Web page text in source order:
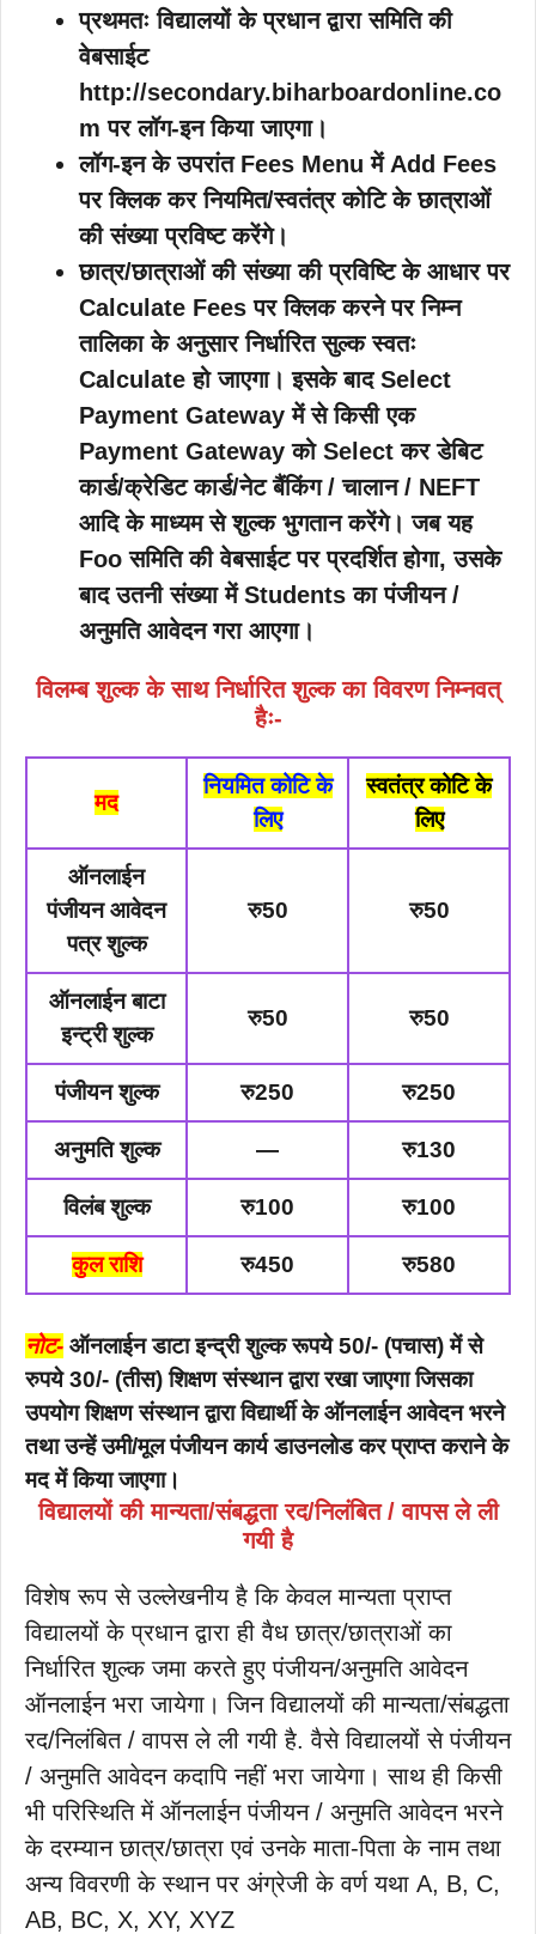
प्रथमतः विद्यालयों के प्रधान द्वारा समिति की
वेबसाईट
http://secondary.biharboardonline.co
m पर लॉग-इन किया जाएगा।
लॉग-इन के उपरांत Fees Menu में Add Fees
पर क्लिक कर नियमित/स्वतंत्र कोटि के छात्राओं
की संख्या प्रविष्ट करेंगे।
छात्र/छात्राओं की संख्या की प्रविष्टि के आधार पर
Calculate Fees पर क्लिक करने पर निम्न
तालिका के अनुसार निर्धारित सुल्क स्वतः
Calculate हो जाएगा। इसके बाद Select
Payment Gateway में से किसी एक
Payment Gateway को Select कर डेबिट
कार्ड/क्रेडिट कार्ड/नेट बैंकिंग / चालान / NEFT
आदि के माध्यम से शुल्क भुगतान करेंगे। जब यह
Foo समिति की वेबसाईट पर प्रदर्शित होगा, उसके
बाद उतनी संख्या में Students का पंजीयन /
अनुमति आवेदन गरा आएगा।
विलम्ब शुल्क के साथ निर्धारित शुल्क का विवरण निम्नवत्
हैः-
मद
नियमित कोटि के
लिए
स्वतंत्र कोटि के
लिए
ऑनलाईन
पंजीयन आवेदन
पत्र शुल्क
रु50 रु50
ऑनलाईन बाटा
इन्ट्री शुल्क
रु50 रु50
पंजीयन शुल्क रु250 रु250
अनुमति शुल्क — रु130
विलंब शुल्क रु100 रु100
कुल राशि रु450 रु580
नोट- ऑनलाईन डाटा इन्द्री शुल्क रूपये 50/- (पचास) में से
रुपये 30/- (तीस) शिक्षण संस्थान द्वारा रखा जाएगा जिसका
उपयोग शिक्षण संस्थान द्वारा विद्यार्थी के ऑनलाईन आवेदन भरने
तथा उन्हें उमी/मूल पंजीयन कार्य डाउनलोड कर प्राप्त कराने के
मद में किया जाएगा।
विद्यालयों की मान्यता/संबद्धता रद/निलंबित / वापस ले ली
गयी है
विशेष रूप से उल्लेखनीय है कि केवल मान्यता प्राप्त
विद्यालयों के प्रधान द्वारा ही वैध छात्र/छात्राओं का
निर्धारित शुल्क जमा करते हुए पंजीयन/अनुमति आवेदन
ऑनलाईन भरा जायेगा। जिन विद्यालयों की मान्यता/संबद्धता
रद/निलंबित / वापस ले ली गयी है. वैसे विद्यालयों से पंजीयन
/ अनुमति आवेदन कदापि नहीं भरा जायेगा। साथ ही किसी
भी परिस्थिति में ऑनलाईन पंजीयन / अनुमति आवेदन भरने
के दरम्यान छात्र/छात्रा एवं उनके माता-पिता के नाम तथा
अन्य विवरणी के स्थान पर अंग्रेजी के वर्ण यथा A, B, C,
AB, BC, X, XY, XYZ